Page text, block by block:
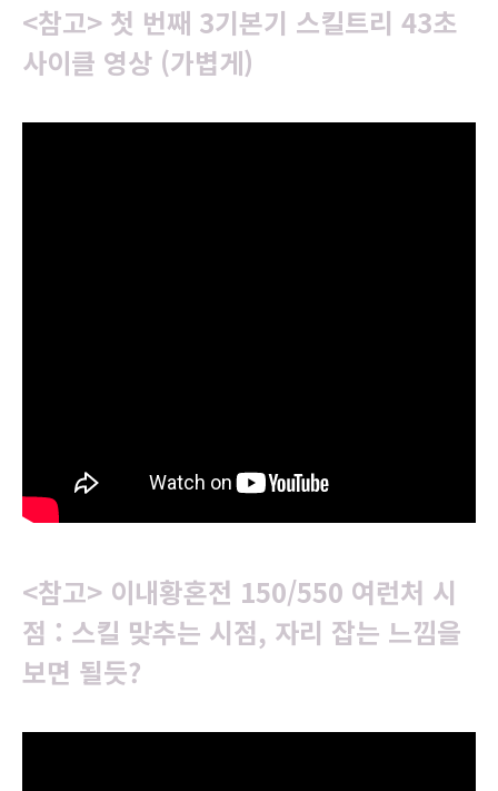
<참고> 첫 번째 3기본기 스킬트리 43초
사이클 영상 (가볍게)
<참고> 이내황혼전 150/550 여런처 시
점 : 스킬 맞추는 시점, 자리 잡는 느낌을
보면 될듯?